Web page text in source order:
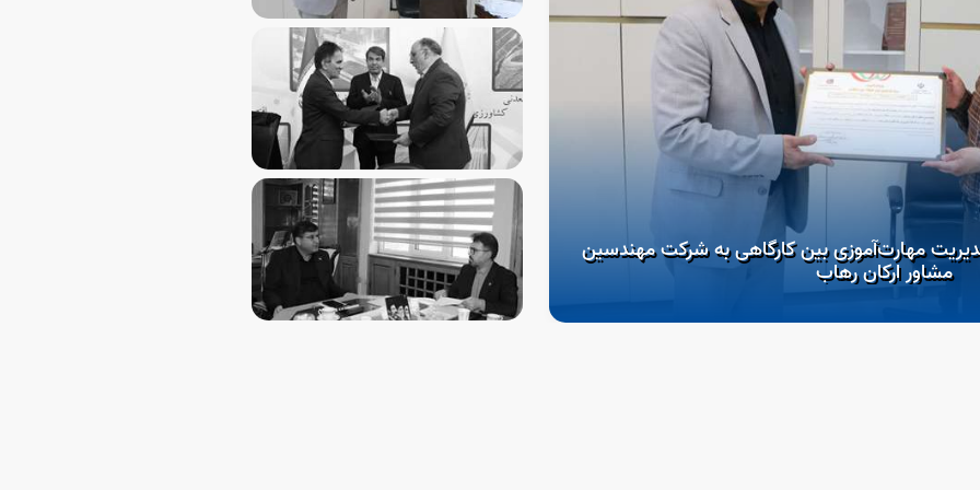
مهارت‌آموزی بین کارگاهی به شرکت مهندسین
مشاور ارکان رهاب آغاز فصل جدید همکاری‌های مهارتی یزد و کرمان با امضای